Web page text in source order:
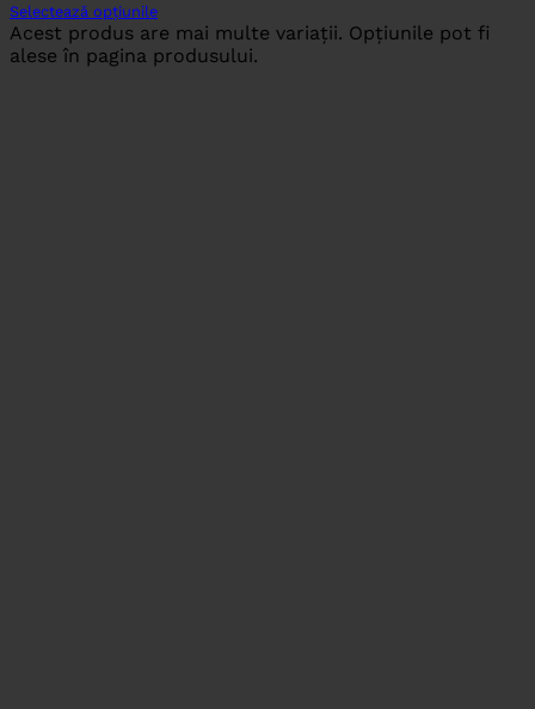
Selectează opțiunile
Acest produs are mai multe variații. Opțiunile pot fi
alese în pagina produsului.